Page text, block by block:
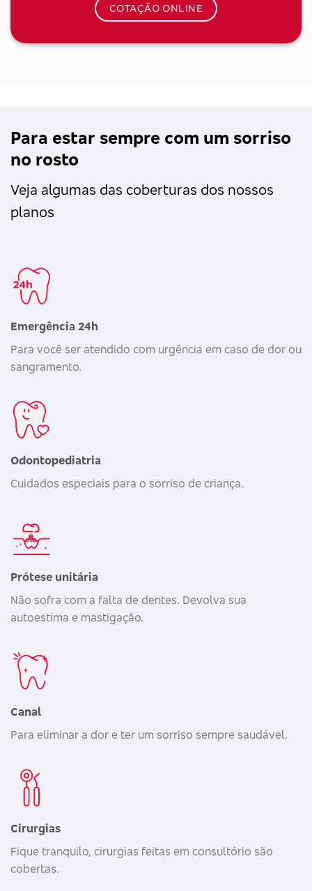
COTAÇÃO ONLINE
Para estar sempre com um sorriso
no rosto
Veja algumas das coberturas dos nossos
planos
Emergência 24h
Para você ser atendido com urgência em caso de dor ou
sangramento.
Odontopediatria
Cuidados especiais para o sorriso de criança.
Prótese unitária
Não sofra com a falta de dentes. Devolva sua
autoestima e mastigação.
Canal
Para eliminar a dor e ter um sorriso sempre saudável.
Cirurgias
Fique tranquilo, cirurgias feitas em consultório são
cobertas.